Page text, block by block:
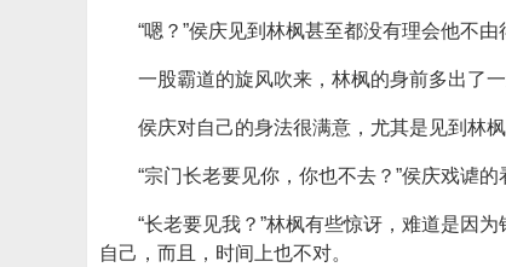
“嗯？”侯庆见到林枫甚至都没有理会他不
一股霸道的旋风吹来，林枫的身前多出了
侯庆对自己的身法很满意，尤其是见到林
“宗门长老要见你，你也不去？”侯庆戏谑
“长老要见我？”林枫有些惊讶，难道是因
自己，而且，时间上也不对。